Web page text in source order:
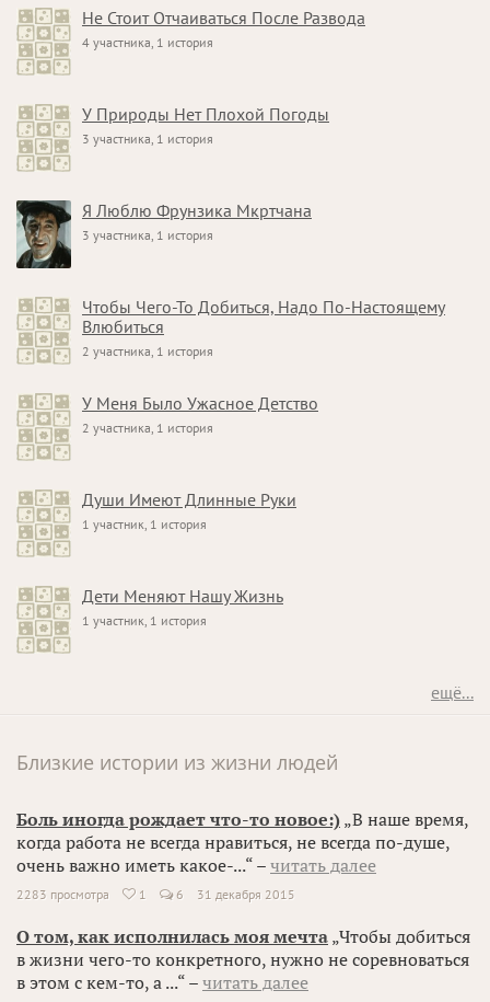
Не Стоит Отчаиваться После Развода
4 участника, 1 история
У Природы Нет Плохой Погоды
3 участника, 1 история
Я Люблю Фрунзика Мкртчана
3 участника, 1 история
Чтобы Чего-То Добиться, Надо По-Настоящему
Влюбиться
2 участника, 1 история
У Меня Было Ужасное Детство
2 участника, 1 история
Души Имеют Длинные Руки
1 участник, 1 история
Дети Меняют Нашу Жизнь
1 участник, 1 история
ещё...
Близкие истории из жизни людей
Боль иногда рождает что-то новое:) „В наше время,
когда работа не всегда нравиться, не всегда по-душе,
очень важно иметь какое-...“ – читать далее
2283 просмотра  1 6 31 декабря 2015
О том, как исполнилась моя мечта „Чтобы добиться
в жизни чего-то конкретного, нужно не соревноваться
в этом с кем-то, а ...“ – читать далее